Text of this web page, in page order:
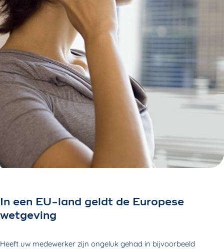
In een EU-land geldt de Europese
wetgeving
Heeft uw medewerker zijn ongeluk gehad in bijvoorbeeld